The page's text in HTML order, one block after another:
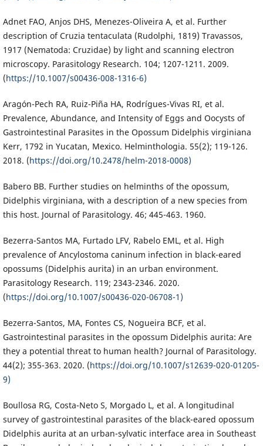
Adnet FAO, Anjos DHS, Menezes-Oliveira A, et al. Further
description of Cruzia tentaculata (Rudolphi, 1819) Travassos,
1917 (Nematoda: Cruzidae) by light and scanning electron
microscopy. Parasitology Research. 104; 1207-1211. 2009.
(https://10.1007/s00436-008-1316-6)
Aragón-Pech RA, Ruiz-Piña HA, Rodrígues-Vivas RI, et al.
Prevalence, Abundance, and Intensity of Eggs and Oocysts of
Gastrointestinal Parasites in the Opossum Didelphis virginiana
Kerr, 1792 in Yucatan, Mexico. Helminthologia. 55(2); 119-126.
2018. (https://doi.org/10.2478/helm-2018-0008)
Babero BB. Further studies on helminths of the opossum,
Didelphis virginiana, with a description of a new species from
this host. Journal of Parasitology. 46; 445-463. 1960.
Bezerra-Santos MA, Furtado LFV, Rabelo EML, et al. High
prevalence of Ancylostoma caninum infection in black-eared
opossums (Didelphis aurita) in an urban environment.
Parasitology Research. 119; 2343-2346. 2020.
(https://doi.org/10.1007/s00436-020-06708-1)
Bezerra-Santos, MA, Fontes CS, Nogueira BCF, et al.
Gastrointestinal parasites in the opossum Didelphis aurita: Are
they a potential threat to human health? Journal of Parasitology.
44(2); 355-363. 2020. (https://doi.org/10.1007/s12639-020-01205-
9)
Boullosa RG, Costa-Neto S, Morgado L, et al. A longitudinal
survey of gastrointestinal parasites of the black-eared opossum
Didelphis aurita at an urban-sylvatic interface area in Southeast